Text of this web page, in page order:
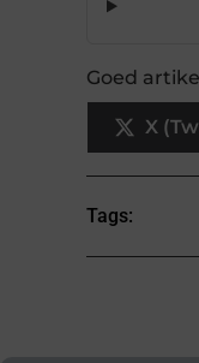
Goed
X
Tags: